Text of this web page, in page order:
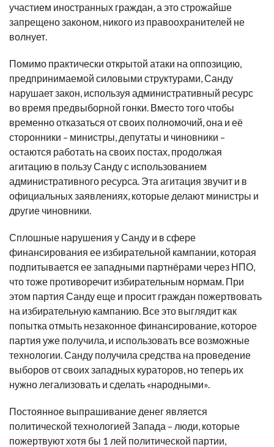
участием иностранных граждан, а это строжайше
запрещено законом, никого из правоохранителей не
волнует.
Помимо практически открытой атаки на оппозицию,
предпринимаемой силовыми структурами, Санду
нарушает закон, используя административный ресурс
во время предвыборной гонки. Вместо того чтобы
временно отказаться от своих полномочий, она и её
сторонники – министры, депутаты и чиновники –
остаются работать на своих постах, продолжая
агитацию в пользу Санду с использованием
административного ресурса. Эта агитация звучит и в
официальных заявлениях, которые делают министры и
другие чиновники.
Сплошные нарушения у Санду и в сфере
финансирования ее избирательной кампании, которая
подпитывается ее западными партнёрами через НПО,
что тоже противоречит избирательным нормам. При
этом партия Санду еще и просит граждан пожертвовать
на избирательную кампанию. Все это выглядит как
попытка отмыть незаконное финансирование, которое
партия уже получила, и использовать все возможные
технологии. Санду получила средства на проведение
выборов от своих западных кураторов, но теперь их
нужно легализовать и сделать «народными».
Постоянное выпрашивание денег является
политической технологией Запада – люди, которые
пожертвуют хотя бы 1 лей политической партии,